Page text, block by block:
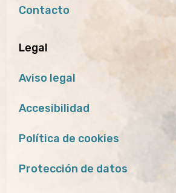
Contacto
Legal
Aviso legal
Accesibilidad
Política de cookies
Protección de datos